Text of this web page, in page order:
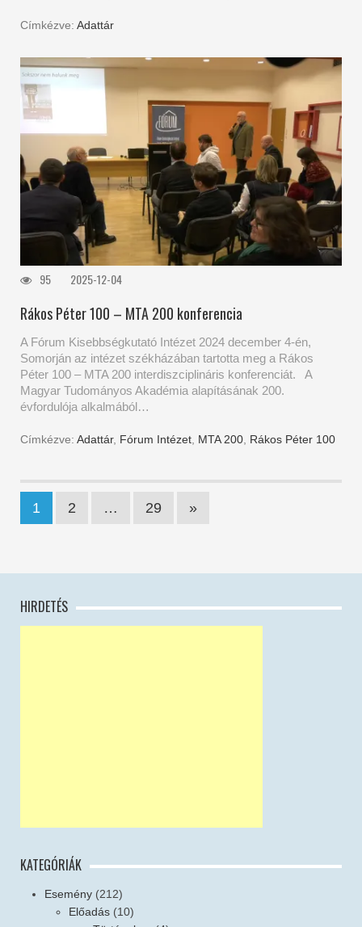
Címkézve: Adattár
95 2025-12-04
Rákos Péter 100 – MTA 200 konferencia
A Fórum Kisebbségkutató Intézet 2024 december 4-én,
Somorján az intézet székházában tartotta meg a Rákos
Péter 100 – MTA 200 interdiszciplináris konferenciát. A
Magyar Tudományos Akadémia alapításának 200.
évfordulója alkalmából…
Címkézve: Adattár, Fórum Intézet MTA 200 Rákos Péter 100
1 2 … 29 »
HIRDETÉS
KATEGÓRIÁK
Esemény (212)
Előadás (10)